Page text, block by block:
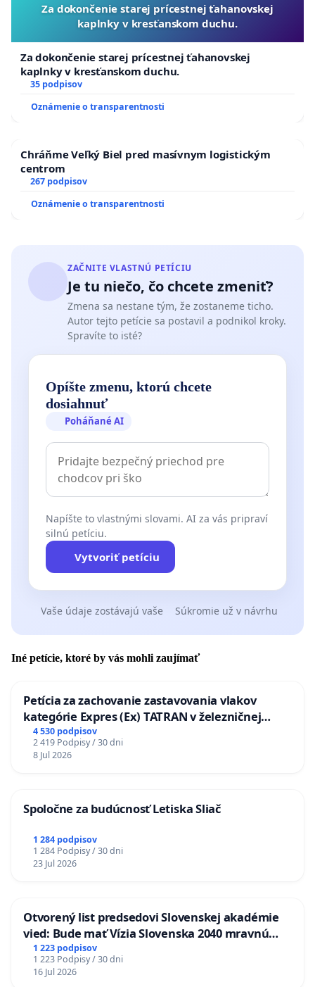
Za dokončenie starej prícestnej ťahanovskej
kaplnky v kresťanskom duchu.
Za dokončenie starej prícestnej ťahanovskej
kaplnky v kresťanskom duchu.
35 podpisov
Oznámenie o transparentnosti
Chráňme Veľký Biel pred masívnym logistickým
centrom
267 podpisov
Oznámenie o transparentnosti
ZAČNITE VLASTNÚ PETÍCIU
Je tu niečo, čo chcete zmeniť?
Zmena sa nestane tým, že zostaneme ticho.
Autor tejto petície sa postavil a podnikol kroky.
Spravíte to isté?
Opíšte zmenu, ktorú chcete
dosiahnuť
Poháňané AI
Napíšte to vlastnými slovami. AI za vás pripraví
silnú petíciu.
Vytvoriť petíciu
Vaše údaje zostávajú vaše Súkromie už v návrhu
Iné petície, ktoré by vás mohli zaujímať
Petícia za zachovanie zastavovania vlakov
kategórie Expres (Ex) TATRAN v železničnej
stanici Púchov
4 530 podpisov
2 419 Podpisy / 30 dni
8 Jul 2026
Spoločne za budúcnosť Letiska Sliač
1 284 podpisov
1 284 Podpisy / 30 dni
23 Jul 2026
Otvorený list predsedovi Slovenskej akadémie
vied: Bude mať Vízia Slovenska 2040 mravnú
chrbticu?
1 223 podpisov
1 223 Podpisy / 30 dni
16 Jul 2026